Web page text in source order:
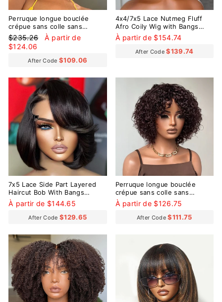
Perruque longue bouclée
crépue sans colle sans
dentelle 100 % cheveux
humains
Prix
régulier
$235.26
Prix
À partir de
$124.06
After Code $109.06
4x4/7x5 Lace Nutmeg Fluff
Afro Coily Wig with Bangs
Pre-Everything Wear Go
Glueless Wig
À partir de $154.74
After Code$139.74
7x5 Lace Side Part Layered
Haircut Bob With Bangs
Glueless Wig 100% Human
Hair
À partir de $144.65
After Code $129.65
Perruque longue bouclée
crépue sans colle sans
dentelle 100 % cheveux
humains
À partir de $126.75
After Code$111.75